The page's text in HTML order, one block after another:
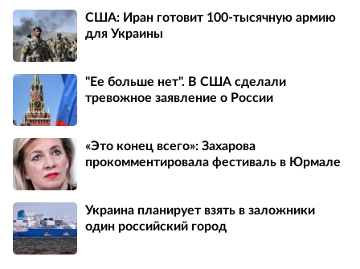
США: Иран готовит 100-тысячную армию
для Украины
"Ее больше нет". В США сделали
тревожное заявление о России
«Это конец всего»: Захарова
прокомментировала фестиваль в Юрмале
Украина планирует взять в заложники
один российский город